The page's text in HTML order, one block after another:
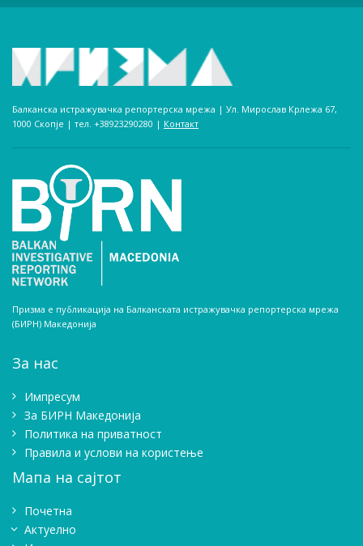
Балканска истражувачка репортерска мрежа | Ул. Мирослав Крлежа 67,
1000 Скопје | тел. +38923290280­ | Контакт
Призма е публикација на Балканската истражувачка репортерска мрежа
(БИРН) Македонија
За нас
Импресум
Зa БИРН Македонија
Политика на приватност
Правила и услови на користење
Мапа на сајтот
Почетна
Актуелно